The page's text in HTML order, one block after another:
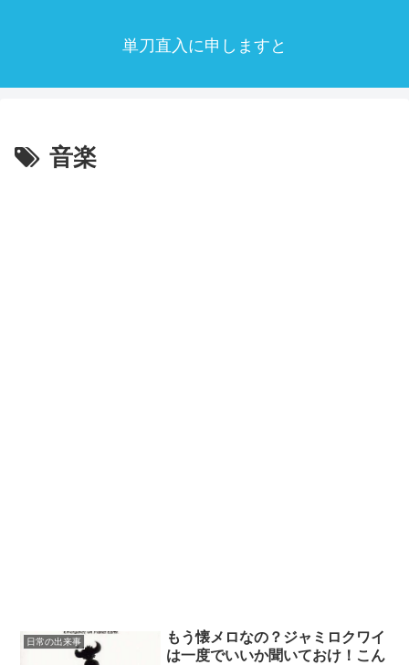
単刀直入に申しますと
音楽
日常の出来事
もう懐メロなの？ジャミロクワイ
は一度でいいか聞いておけ！こん